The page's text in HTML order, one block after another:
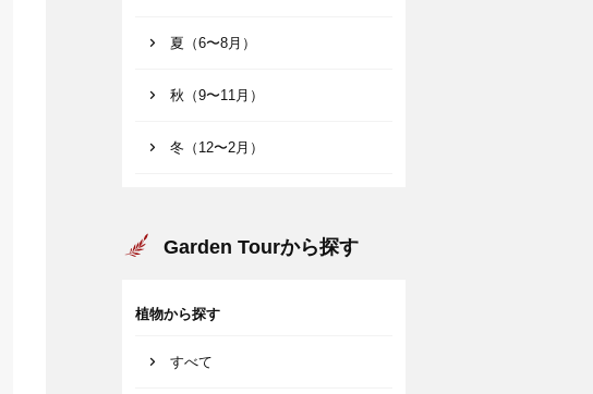
夏（6〜8月）
秋（9〜11月）
冬（12〜2月）
Garden Tourから探す
植物から探す
すべて